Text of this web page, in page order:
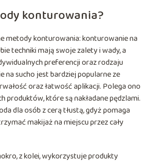
konturowania?
metody konturowania: konturowanie na
techniki mają swoje zalety i wady, a
preferencji oraz rodzaju
na sucho jest bardziej popularne ze
oraz łatwość aplikacji. Polega ono
produktów, które są nakładane pędzlami.
dla osób z cerą tłustą, gdyż pomaga
makijaż na miejscu przez cały
z kolei, wykorzystuje produkty